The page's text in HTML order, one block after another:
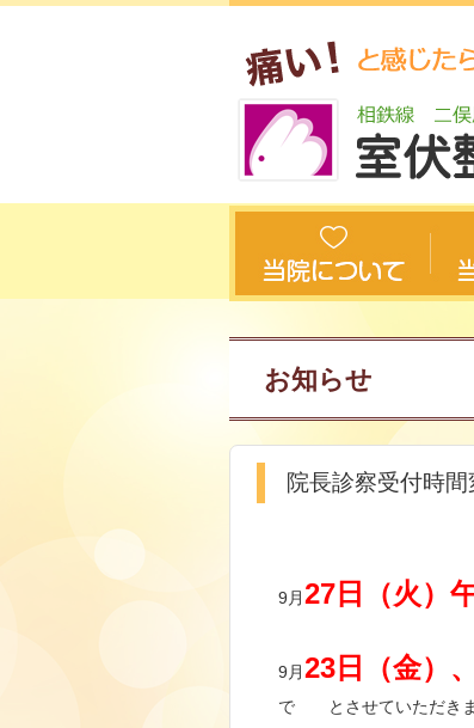
お知らせ
院長診察受付時間
9月27日（火）
9月23日（金）
で とさせていただきま